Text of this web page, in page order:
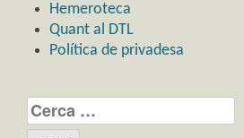
Hemeroteca
Quant al DTL
Política de privadesa
Cerca: